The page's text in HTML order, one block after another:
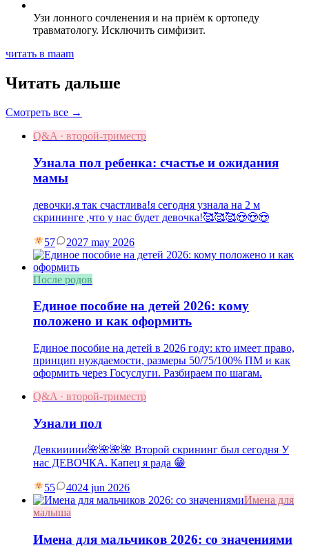
Узи лонного сочленения и на приём к ортопеду
травматологу. Исключить симфизит.
читать в maam
Читать дальше
Смотреть все →
Q&A · второй-триместр
Узнала пол ребенка: счастье и ожидания
мамы
девочки,я так счастлива!я сегодня узнала на 2 м
скрининге ,что у нас будет девочка!🥰🥰🥰😍😍😍
57 2027 may 2026
После родов
Единое пособие на детей 2026: кому
положено и как оформить
Единое пособие на детей в 2026 году: кто имеет право,
принцип нуждаемости, размеры 50/75/100% ПМ и как
оформить через Госуслуги. Разбираем по шагам.
Q&A · второй-триместр
Узнали пол
Девкиииии🌺🌺🌺🌺 Второй скрининг был сегодня У
нас ДЕВОЧКА. Капец я рада 😁
55 4024 jun 2026
Имена для
малыша
Имена для мальчиков 2026: со значениями